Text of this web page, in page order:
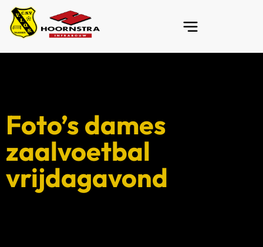
Foto’s dames
zaalvoetbal
vrijdagavond